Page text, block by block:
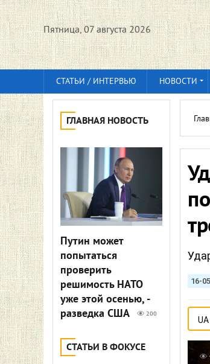
Пятница, 07 августа 2026
СТАТЬИ / ИНТЕРВЬЮ НОВОСТИ
ГЛАВНАЯ НОВОСТЬ
Путин может
попытаться
проверить
решимость НАТО
уже этой осенью, -
разведка США
200
СТАТЬИ В ФОКУСЕ
16-
UA